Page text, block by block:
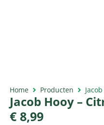
Home Producten
Jacob Hooy –
€ 8,99